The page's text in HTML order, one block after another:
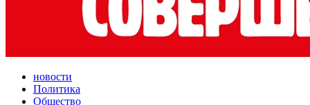
новости
Политика
Общество